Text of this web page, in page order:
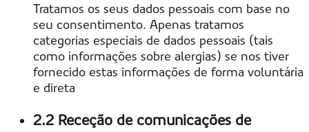
Tratamos os seus dados pessoais com base no
seu consentimento. Apenas tratamos
categorias especiais de dados pessoais (tais
como informações sobre alergias) se nos tiver
fornecido estas informações de forma voluntária
e direta
2.2 Receção de comunicações de